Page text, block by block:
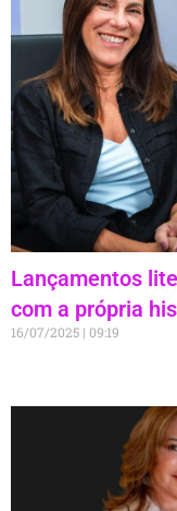
Lançamentos
com a própria
16/07/2025 09:19